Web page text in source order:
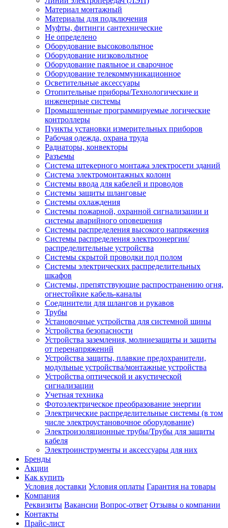
Материал монтажный
Материалы для подключения
Муфты, фитинги сантехнические
Не определено
Оборудование высоковольтное
Оборудование низковольтное
Оборудование паяльное и сварочное
Оборудование телекоммуникационное
Осветительные аксессуары
Отопительные приборы/Технологические и
инженерные системы
Промышленные программируемые логические
контроллеры
Пункты установки измерительных приборов
Рабочая одежда, охрана труда
Радиаторы, конвекторы
Разъемы
Система штекерного монтажа электросети зданий
Система электромонтажных колонн
Системы ввода для кабелей и проводов
Системы защиты шланговые
Системы охлаждения
Системы пожарной, охранной сигнализации и
системы аварийного оповещения
Системы распределения высокого напряжения
Системы распределения электроэнергии/
распределительные устройства
Системы скрытой проводки под полом
Системы электрических распределительных
шкафов
Системы, препятствующие распространению огня,
огнестойкие кабель-каналы
Соединители для шлангов и рукавов
Трубы
Установочные устройства для системной шины
Устройства безопасности
Устройства заземления, молниезащиты и защиты
от перенапряжений
Устройства защиты, плавкие предохранители,
модульные устройства/монтажные устройства
Устройства оптической и акустической
сигнализации
Учетная техника
Фотоэлектрическое преобразование энергии
Электрические распределительные системы (в том
числе электроустановочное оборудование)
Электроизоляционные трубы/Трубы для защиты
кабеля
Электроинструменты и аксессуары для них
Бренды
Акции
Как купить
Условия доставки Условия оплаты Гарантия на товары
Компания
Реквизиты Вакансии Вопрос-ответ Отзывы о компании
Контакты
Прайс-лист